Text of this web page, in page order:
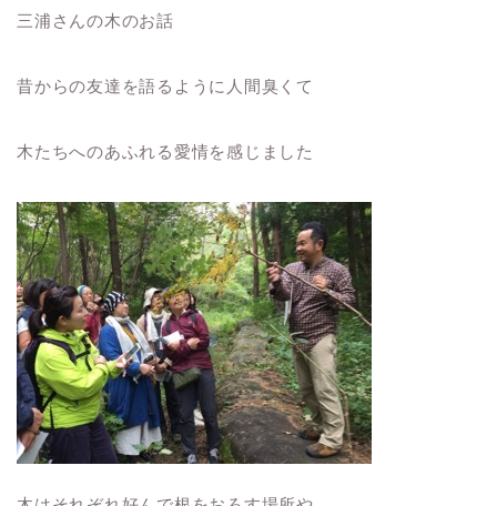
三浦さんの木のお話
昔からの友達を語るように人間臭くて
木たちへのあふれる愛情を感じました